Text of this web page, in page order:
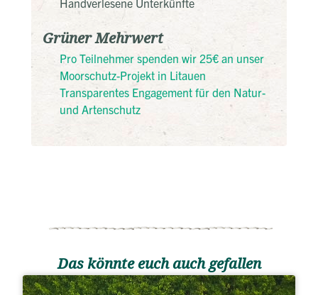
Grüner Mehrwert
Pro Teilnehmer spenden wir 25€ an unser
Moorschutz-Projekt in Litauen
Transparentes Engagement für den Natur-
und Artenschutz
Das könnte euch auch gefallen